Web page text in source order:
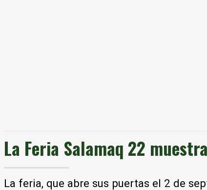
La Feria Salamaq 22
La feria, que abre sus puertas el 2 de